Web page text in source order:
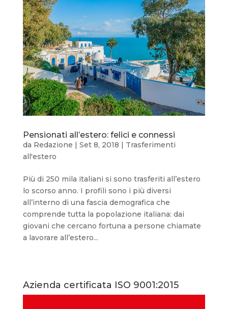
Pensionati all’estero: felici e connessi
da Redazione | Set 8, 2018 | Trasferimenti
all'estero
Più di 250 mila italiani si sono trasferiti all’estero
lo scorso anno. I profili sono i più diversi
all’interno di una fascia demografica che
comprende tutta la popolazione italiana: dai
giovani che cercano fortuna a persone chiamate
a lavorare all’estero...
Azienda certificata ISO 9001:2015